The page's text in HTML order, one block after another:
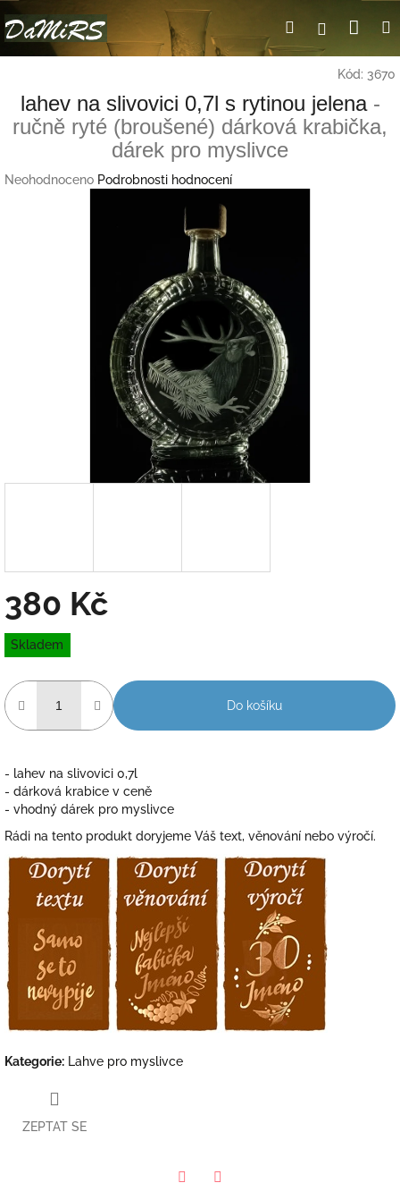
na
obsah
HledatPřihlášení
Kód: 3670
lahev na slivovici 0,7l s rytinou jelena -
ručně ryté (broušené) dárková krabička,
dárek pro myslivce
Průměrné
Neohodnoceno Podrobnosti hodnocení
380 Kč
Měrná
cena:
Skladem
Do košíku
- lahev na slivovici 0,7l
- dárková krabice v ceně
- vhodný dárek pro myslivce
Rádi na tento produkt doryjeme Váš text, věnování nebo výročí.
Kategorie: Lahve pro myslivce
ZEPTAT SE